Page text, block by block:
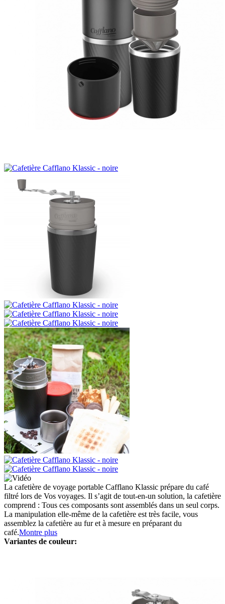
La cafetière de voyage portable Cafflano Klassic prépare du café
filtré lors de Vos voyages. Il s’agit de tout-en-un solution, la cafetière
comprend : Tous ces composants sont assemblés dans un seul corps.
La manipulation elle-même de la cafetière est très facile, vous
assemblez la cafetière au fur et à mesure en préparant du
café.Montre plus
Variantes de couleur: